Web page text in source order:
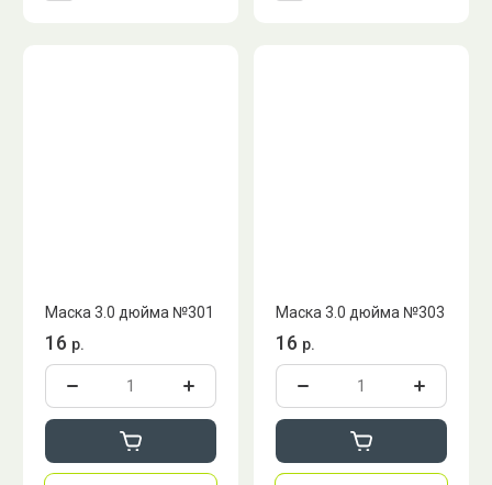
Маска 3.0 дюйма №301
16 р.
Маска 3.0 дюйма №303
16 р.